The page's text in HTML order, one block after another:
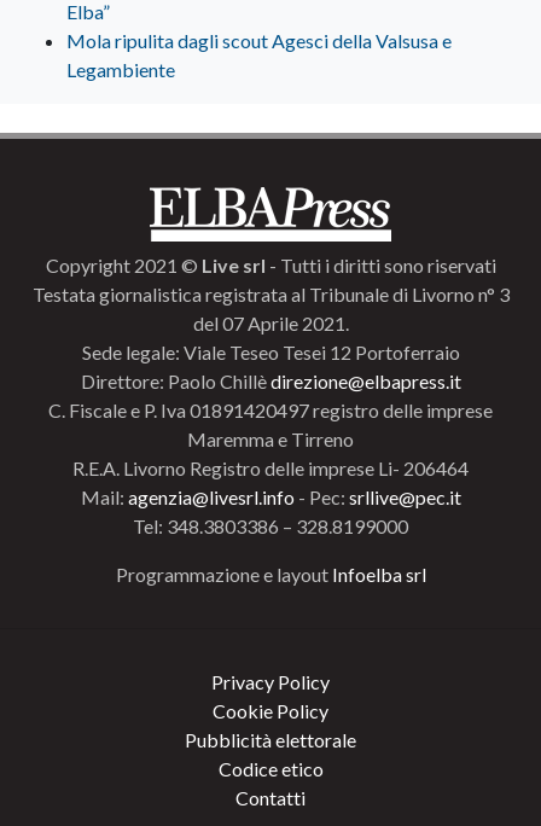
Elba”
Mola ripulita dagli scout Agesci della Valsusa e
Legambiente
Copyright 2021 © Live srl - Tutti i diritti sono riservati
Testata giornalistica registrata al Tribunale di Livorno n° 3
del 07 Aprile 2021.
Sede legale: Viale Teseo Tesei 12 Portoferraio
Direttore: Paolo Chillèdirezione@elbapress.it
C. Fiscale e P. Iva 01891420497 registro delle imprese
Maremma e Tirreno
R.E.A. Livorno Registro delle imprese Li- 206464
Mail: agenzia@livesrl.info - Pec: srllive@pec.it
Tel: 348.3803386 – 328.8199000
Programmazione e layout Infoelba srl
Privacy Policy
Cookie Policy
Pubblicità elettorale
Codice etico
Contatti